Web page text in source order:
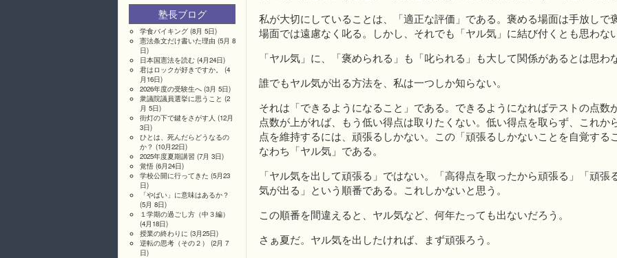
私が大切にしていることは、「適正な評価」である。褒める場面は手放しで
場面では遠慮なく叱る。しかし、それでも「ヤル気」に結び付くとも思わな
「ヤル気」に、「褒められる」も「叱られる」も大して関係があるとは思わ
誰でもヤル気が出る方法を、私は一つしか知らない。
それは「できるようになること」である。できるようになればテストの点数
点数が上がれば、もう低い得点は取りたくない。低い得点を取らず、これか
点を維持するには、頑張るしかない。この「頑張るしかないことを自覚する
なわち「ヤル気」である。
「ヤル気を出して頑張る」ではない。「高得点を取ったから頑張る」「頑張
気が出る」という順番である。これしかないと思う。
この順番を間違えると、ヤル気など、何年たっても出ないだろう。
さぁ夏だ。ヤル気を出したければ、まず頑張ろう。
塾長ブログ
学食バイキング (8月 5日)
憲法条文だけ書いた理由 (5月 8
日)
日本国憲法を読む (4月24日)
君はロックが好きですか。
(4
月16日)
2026年度の受験生へ (3月 5日)
衆議院議員選挙に思うこと (2
月 5日)
街灯の下で鍵をさがす人 (12月
3日)
ひとは、死んだらどうなるの
か？ (10月22日)
2025年度夏期講習 (7月 3日)
覚悟 (6月24日)
学校公開に行ってきた (5月23
日)
「やばい」に意味はあるか？
(5月 8日)
１学期の過ごし方（中３編）
(4月18日)
授業の終わりに (3月25日)
逆転の思考（その２）
(2月 7
日)